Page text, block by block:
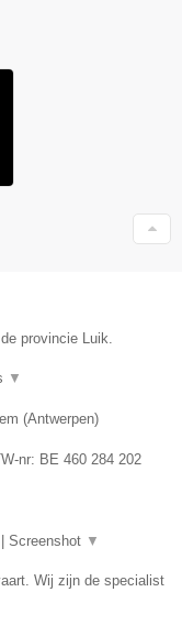
provincie Luik.
▼
(Antwerpen)
nr: BE 460 284 202
Screenshot ▼
Wij zijn de specialist